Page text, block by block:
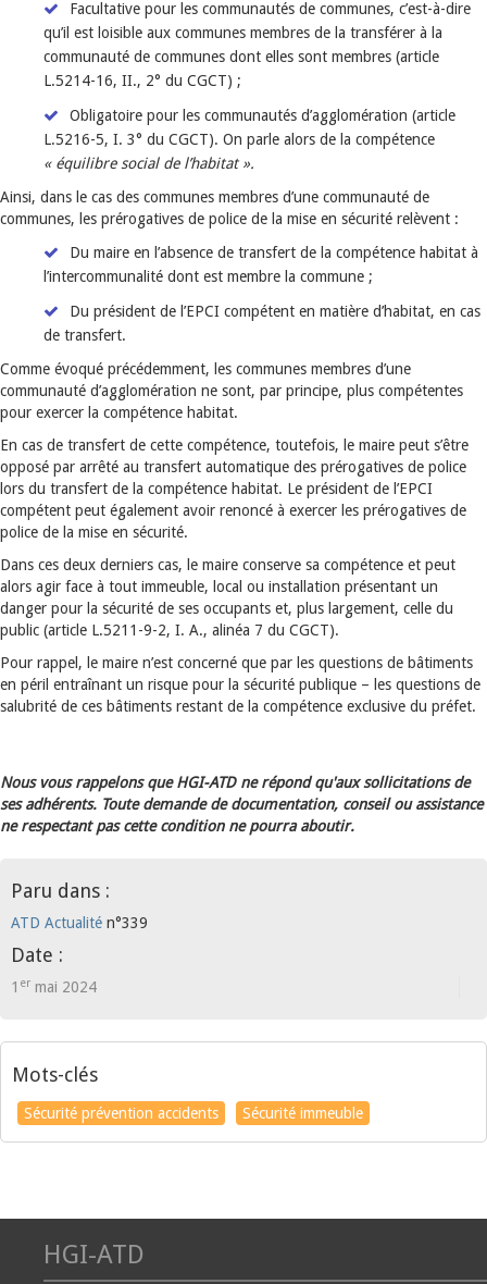
Facultative pour les communautés de communes, c’est-à-dire
qu’il est loisible aux communes membres de la transférer à la
communauté de communes dont elles sont membres (article
L.5214-16, II., 2° du CGCT) ;
Obligatoire pour les communautés d’agglomération (article
L.5216-5, I. 3° du CGCT). On parle alors de la compétence
« équilibre social de l’habitat ».
Ainsi, dans le cas des communes membres d’une communauté de
communes, les prérogatives de police de la mise en sécurité relèvent :
Du maire en l’absence de transfert de la compétence habitat à
l’intercommunalité dont est membre la commune ;
Du président de l’EPCI compétent en matière d’habitat, en cas
de transfert.
Comme évoqué précédemment, les communes membres d’une
communauté d’agglomération ne sont, par principe, plus compétentes
pour exercer la compétence habitat.
En cas de transfert de cette compétence, toutefois, le maire peut s’être
opposé par arrêté au transfert automatique des prérogatives de police
lors du transfert de la compétence habitat. Le président de l’EPCI
compétent peut également avoir renoncé à exercer les prérogatives de
police de la mise en sécurité.
Dans ces deux derniers cas, le maire conserve sa compétence et peut
alors agir face à tout immeuble, local ou installation présentant un
danger pour la sécurité de ses occupants et, plus largement, celle du
public (article L.5211-9-2, I. A., alinéa 7 du CGCT).
Pour rappel, le maire n’est concerné que par les questions de bâtiments
en péril entraînant un risque pour la sécurité publique – les questions de
salubrité de ces bâtiments restant de la compétence exclusive du préfet.
Nous vous rappelons que HGI-ATD ne répond qu'aux sollicitations de
ses adhérents. Toute demande de documentation, conseil ou assistance
ne respectant pas cette condition ne pourra aboutir.
Paru dans :
ATD Actualité n°339
Date :
1 er mai 2024
Mots-clés
Sécurité prévention accidents Sécurité immeuble
HGI-ATD